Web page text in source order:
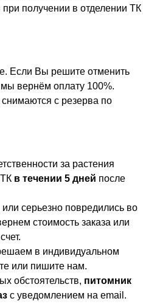
при получении в отделении ТК
Если Вы решите отменить
мы вернём оплату 100%.
с резерва по
за растения
в течении 5 дней после
серьезно повредились во
стоимость заказа или
в индивидуальном
или пишите нам.
обстоятельств, питомник
с уведомлением на email.